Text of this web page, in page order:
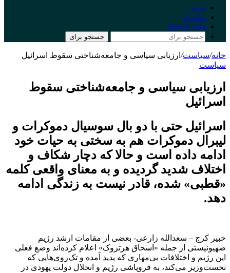
ورود
سایدبار
Switch skin
جستجو برای
خانه/سیاست/ ارزیابی سیاسی و جامعه‌شناختی سقوط اسرائیل
سیاست
ارزیابی سیاسی و جامعه‌شناختی سقوط
اسرائیل
اسرائیل حتی با دو بال سوسیال دموکرات و
لیبرال دموکرات هم به سختی به حیات خود
ادامه داده است و حالا که دچار شکاف و
اختلاف شدید گردیده و به معنای واقعی کلمه
«قطبی» شده، قادر نیست به زندگی ادامه
دهد.
خبیر کرج – سعدالله زارعی- بعضی از مقامات ارشد رژیم
صهیونیستی از جمله «اسحاق هرتزوک» اعلام کرده‌اند وضع فعلی
این رژیم و اختلافات بی‌مهاری که پدید آمده و تک‌روی‌هایی که
نخست‌وزیر می‌کند، به فروپاشی رژیم و انحلال دولت یهودی در